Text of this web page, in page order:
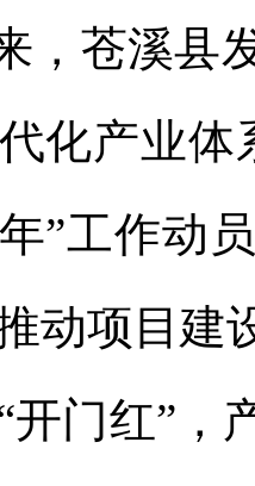
，苍溪县
化产业体
”工作动
动项目建
开门红”，